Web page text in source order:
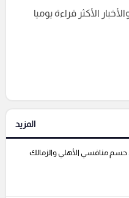
الأكثر قراءة يوميا
المزيد
حسم منافسي الأهلي والزمالك